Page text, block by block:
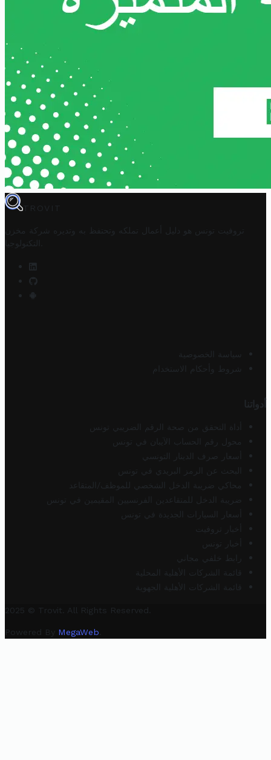
TROVIT
تروفيت تونس هو دليل أعمال تملكه وتحتفظ به وتديره
شركة مخزن
التكنولوجيا
سياسة الخصوصية
شروط وأحكام الاستخدام
أدواتنا
أداة التحقق من صحة الرقم الضريبي تونس
محول رقم الحساب الآيبان في تونس
أسعار صرف الدينار التونسي
البحث عن الرمز البريدي في تونس
محاكي ضريبة الدخل الشخصي للموظف/المتقاعد
ضريبة الدخل للمتقاعدين الفرنسيين المقيمين في تونس
أسعار السيارات الجديدة في تونس
أخبار تروفيت
أخبار تونس
رابط خلفي مجاني
قائمة الشركات الأهلية المحلية
قائمة الشركات الأهلية الجهوية
2025 © Trovit. All Rights Reserved.
Powered By MegaWeb